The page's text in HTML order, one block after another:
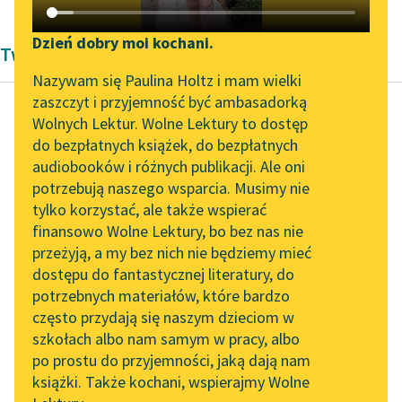
Katalog DAISY
Podkasty o książkach
Zgłoś brak utworu
Aktualności
„Prokurator Alicja Horn”
do słuchania
Byliśmy częścią AI Impact
Lab
Zapraszamy na spotkanie
online z tłumaczkami
literatury skandynawskiej
Spotkanie z Katarzyną
Tunkiel w Oslo
102. lata temu zmarł
Joseph Conrad
Narzędzia
Mapa Wolnych Lektur
Leśmianator
Przewodnik dla piszących i
czytających
API
OAI-PMH
Widget Wolnych Lektur
Przypisy
Dzień dobry moi kochani.
Nazywam się Paulina Holtz i mam wielki
zaszczyt i przyjemność być ambasadorką
Wolnych Lektur. Wolne Lektury to dostęp
do bezpłatnych książek, do bezpłatnych
audiobooków i różnych publikacji. Ale oni
potrzebują naszego wsparcia. Musimy nie
tylko korzystać, ale także wspierać
finansowo Wolne Lektury, bo bez nas nie
przeżyją, a my bez nich nie będziemy mieć
dostępu do fantastycznej literatury, do
potrzebnych materiałów, które bardzo
często przydają się naszym dzieciom w
szkołach albo nam samym w pracy, albo
po prostu do przyjemności, jaką dają nam
książki. Także kochani, wspierajmy Wolne
Twórczość Pozytywizm
Henryk Sienkiewicz
Potop, tom trzeci
— Jest w Tylży niejaki
Plaska, czy tam jak,
który swego czasu był
księdzem w
Nieworanach...
Czytaj więcej